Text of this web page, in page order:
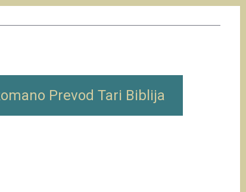
Prevod Tari Biblija